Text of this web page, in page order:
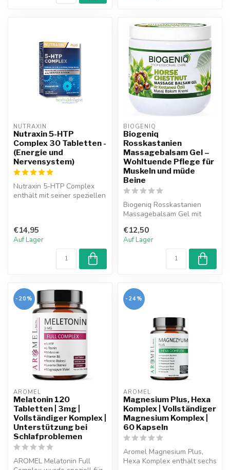
NUTRAXIN
Nutraxin 5-HTP
Complex 30 Tabletten -
(Energie und
Nervensystem)
Nutraxin 5-HTP Complex
enthält mit seiner speziellen
€14,95
Auf Lager
BIOGENIQ
Biogeniq
Rosskastanien
Massagebalsam Gel –
Wohltuende Pflege für
Muskeln und müde
Beine
Biogeniq Rosskastanien
Massagebalsam Gel mit
Arnika, Menth...
€12,50
Auf Lager
-20%
AROMEL
Melatonin 120
Tabletten | 3mg |
Vollständiger Komplex |
Unterstützung bei
Schlafproblemen
AROMEL Melatonin Full
-24%
AROMEL
Magnesium Plus, Hexa
Komplex | Vollständiger
Magnesium Komplex |
60 Kapseln
Aromel Magnesium Plus,
Hexa Komplex enthält sechs